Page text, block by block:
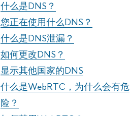
什么是DNS？
您正在使用什么DNS？
什么是DNS泄漏？
如何更改DNS？
显示其他国家的DNS
什么是WebRTC，为什么会有危
险？